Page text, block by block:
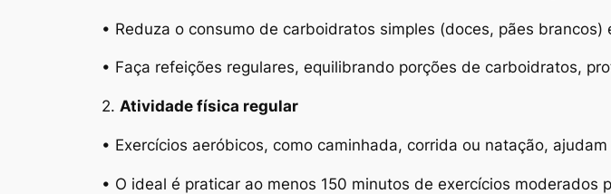
• Reduza o consumo de carboidratos simples (doces, pães
• Faça refeições regulares, equilibrando porções de carboidratos,
2. Atividade física regular
• Exercícios aeróbicos, como caminhada, corrida ou natação,
• O ideal é praticar ao menos 150 minutos de exercícios moderados